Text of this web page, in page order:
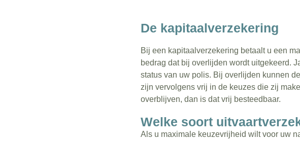
De kapitaalverzekering
Bij een kapitaalverzekering betaalt u een
bedrag dat bij overlijden wordt uitgekeerd.
status van uw polis. Bij overlijden kunnen
zijn vervolgens vrij in de keuzes die zij
overblijven, dan is dat vrij besteedbaar.
Welke soort
Als u maximale keuzevrijheid wilt voor uw